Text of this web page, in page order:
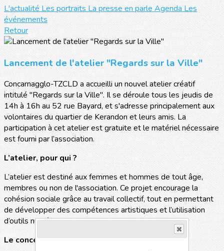
L'actualité Les portraits La presse en parle Agenda Les
événements
Retour
Lancement de l'atelier "Regards sur la Ville"
Concarnagglo-TZCLD a accueilli un nouvel atelier créatif
intitulé "Regards sur la Ville". Il se déroule tous les jeudis de
14h à 16h au 52 rue Bayard, et s'adresse principalement aux
volontaires du quartier de Kerandon et leurs amis. La
participation à cet atelier est gratuite et le matériel nécessaire
est fourni par l’association.
L’atelier, pour qui ?
L’atelier est destiné aux femmes et hommes de tout âge,
membres ou non de l'association. Ce projet encourage la
cohésion sociale grâce au travail collectif, tout en permettant
de développer des compétences artistiques et l’utilisation
d’outils numériques.
Le concept ?